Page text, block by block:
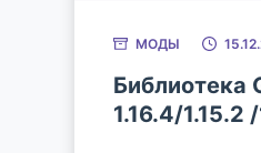
МОДЫ
Библиотека
1.16.4/1.15.2